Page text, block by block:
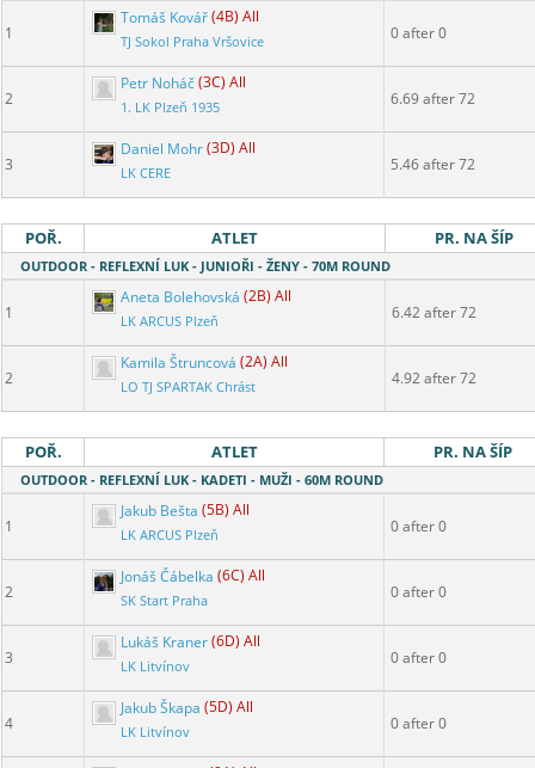
1
Tomáš Kovář(4B) All
TJ Sokol Praha Vršovice 0 after 0
2
Petr Noháč(3C) All
1. LK Plzeň 1935 6.69 after 72
3
Daniel Mohr(3D) All
LK CERE 5.46 after 72
POŘ. ATLET PR. NA ŠÍP
OUTDOOR - REFLEXNÍ LUK - JUNIOŘI - ŽENY - 70M ROUND
1
Aneta Bolehovská (2B) All
LK ARCUS Plzeň 6.42 after 72
2
Kamila Štruncová (2A) All
LO TJ SPARTAK Chrást 4.92 after 72
POŘ. ATLET PR. NA ŠÍP
OUTDOOR - REFLEXNÍ LUK - KADETI - MUŽI - 60M ROUND
1
Jakub Bešta (5B) All
LK ARCUS Plzeň 0 after 0
2
Jonáš Čábelka (6C) All
SK Start Praha 0 after 0
3
Lukáš Kraner(6D) All
LK Litvínov 0 after 0
4
Jakub Škapa (5D) All
LK Litvínov 0 after 0